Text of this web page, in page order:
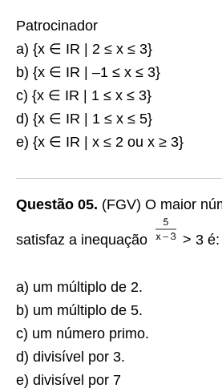
Patrocinador
a) {x ∈ IR | 2 ≤ x ≤ 3}
b) {x ∈ IR | –1 ≤ x ≤ 3}
c) {x ∈ IR | 1 ≤ x ≤ 3}
d) {x ∈ IR | 1 ≤ x ≤ 5}
e) {x ∈ IR | x ≤ 2 ou x ≥ 3}
Questão 05. (FGV) O maior
satisfaz a inequação > 3 é:
a) um múltiplo de 2.
b) um múltiplo de 5.
c) um número primo.
d) divisível por 3.
e) divisível por 7